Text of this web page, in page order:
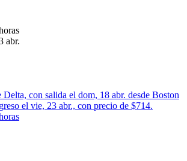
abr.
Delta, con salida el dom, 18 abr. desde Boston
el vie, 23 abr., con precio de $714.